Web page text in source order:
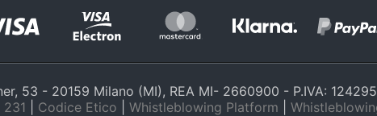
53 - 20159 Milano (MI), REA MI- 2660900 - P.IVA:
Codice Etico Whistleblowing Platform